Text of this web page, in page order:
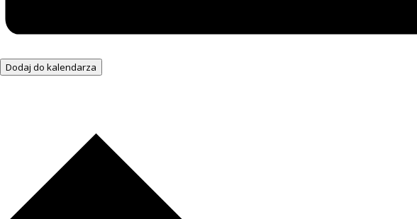
Dodaj do kalendarza